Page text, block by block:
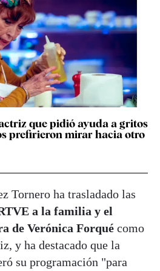
que pidió ayuda a gritos
prefirieron mirar hacia otro
Tornero ha trasladado las
a la familia y el
de Verónica Forqué como
y ha destacado que la
su programación "para